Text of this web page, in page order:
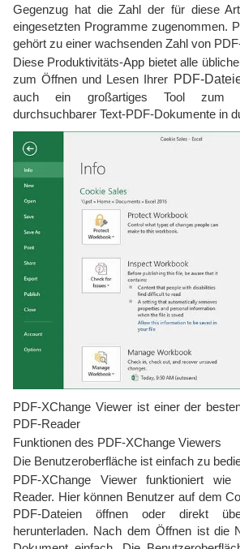
Gegenzug hat die Zahl der für diese
eingesetzten Programme zugenommen.
gehört zu einer wachsenden Zahl von
Diese Produktivitäts-App bietet alle
zum Öffnen und Lesen Ihrer PDF-
auch ein großartiges Tool zum
durchsuchbarer Text-PDF-Dokumente in
PDF-XChange Viewer ist einer der
PDF-Reader
Funktionen des PDF-XChange Viewers
Die Benutzeroberfläche ist einfach zu
PDF-XChange Viewer funktioniert
Reader. Hier können Benutzer auf dem
PDF-Dateien öffnen oder direkt
herunterladen. Nach dem Öffnen ist die